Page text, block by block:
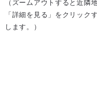
（ズームアウトすると近隣
「詳細を見る」をクリック
します。）